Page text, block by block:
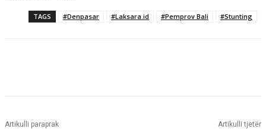
TAGS #Denpasar #Laksara.id #Pemprov Bali #Stunting
Artikulli paraprak Artikulli tjetër